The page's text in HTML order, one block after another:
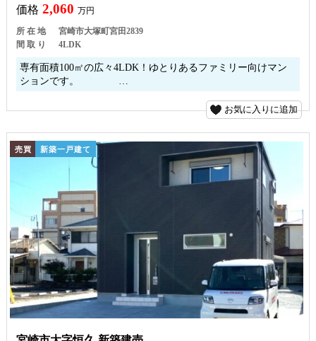
価格 2,060 万円
所 在 地
宮崎市大塚町宮田2839
間 取 り
4LDK
専有面積100㎡の広々4LDK！ゆとりあるファミリー向けマン
ションです。 …
お気に入りに追加
売買 新築一戸建て